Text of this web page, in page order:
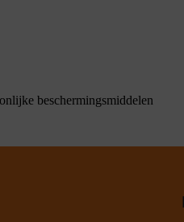
beschermingsmiddelen